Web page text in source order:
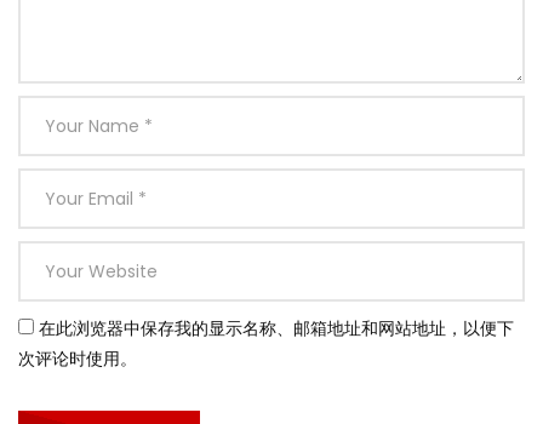
在此浏览器中保存我的显示名称、邮箱地址和网站地址，以便下
次评论时使用。